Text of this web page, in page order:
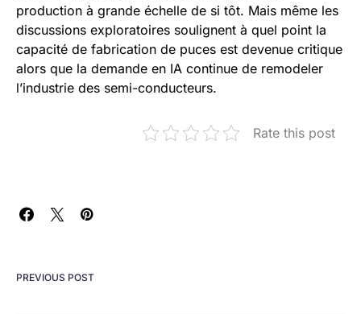
production à grande échelle de si tôt. Mais même les
discussions exploratoires soulignent à quel point la
capacité de fabrication de puces est devenue critique
alors que la demande en IA continue de remodeler
l’industrie des semi-conducteurs.
Rate this post
PREVIOUS POST